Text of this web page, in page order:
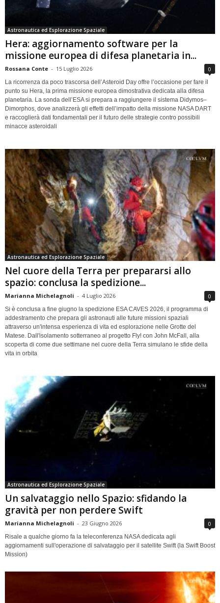
Astronautica ed Esplorazione Spaziale
Hera: aggiornamento software per la
missione europea di difesa planetaria in...
Rossana Conte - 15 Luglio 2026 0
La ricorrenza da poco trascorsa dell’Asteroid Day offre l’occasione per fare il
punto su Hera, la prima missione europea dimostrativa dedicata alla difesa
planetaria. La sonda dell’ESA si prepara a raggiungere il sistema Didymos–
Dimorphos, dove analizzerà gli effetti dell’impatto della missione NASA DART
e raccoglierà dati fondamentali per il futuro delle strategie contro possibili
minacce asteroidali
Astronautica ed Esplorazione Spaziale
Nel cuore della Terra per prepararsi allo
spazio: conclusa la spedizione...
Marianna Michelagnoli - 4 Luglio 2026 0
Si è conclusa a fine giugno la spedizione ESA CAVES 2026, il programma di
addestramento che prepara gli astronauti alle future missioni spaziali
attraverso un'intensa esperienza di vita ed esplorazione nelle Grotte del
Matese. Dall'isolamento sotterraneo al progetto Fly! con John McFall, alla
scoperta di come due settimane nel cuore della Terra simulano le sfide della
vita in orbita
Astronautica ed Esplorazione Spaziale
Un salvataggio nello Spazio: sfidando la
gravità per non perdere Swift
Marianna Michelagnoli - 23 Giugno 2026 0
Risale a qualche giorno fa la teleconferenza NASA dedicata agli
aggiornamenti sull'operazione di salvataggio per il satellite Swift (la Swift Boost
Mission)